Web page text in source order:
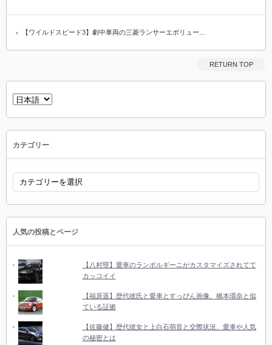
【ワイルドスピード3】劇中車両の三菱ランサーエボリュー…
RETURN TOP
言
語
カテゴリー
カ
ゴ
リ
人気の投稿とページ
【八村塁】愛車のランボルギーニがカスタマイズされてて
カッコイイ
【福原遥】歴代彼氏と愛車とすっぴん画像、橋本環奈と似
ている証拠
【佐藤健】歴代彼女と上白石萌音と交際状況、愛車や人気
の秘密とは